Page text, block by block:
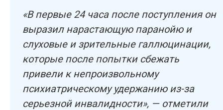
«В первые 24 часа после поступления он
выразил нарастающую паранойю и
слуховые и зрительные галлюцинации,
которые после попытки сбежать
привели к непроизвольному
психиатрическому удержанию из-за
серьезной инвалидности», — отметили